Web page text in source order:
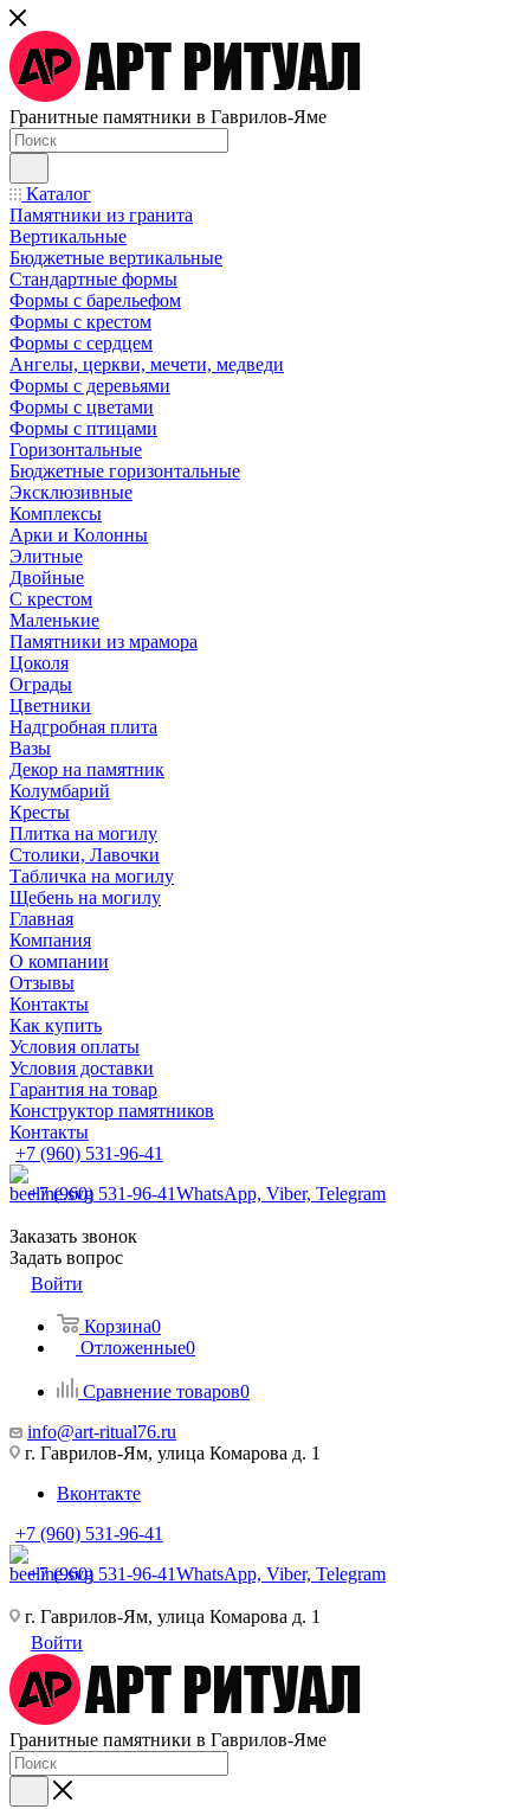
Гранитные памятники в Гаврилов-Яме
Каталог
Памятники из гранита
Вертикальные
Бюджетные вертикальные
Стандартные формы
Формы с барельефом
Формы с крестом
Формы с сердцем
Ангелы, церкви, мечети, медведи
Формы с деревьями
Формы с цветами
Формы с птицами
Горизонтальные
Бюджетные горизонтальные
Эксклюзивные
Комплексы
Арки и Колонны
Элитные
Двойные
С крестом
Маленькие
Памятники из мрамора
Цоколя
Ограды
Цветники
Надгробная плита
Вазы
Декор на памятник
Колумбарий
Кресты
Плитка на могилу
Столики, Лавочки
Табличка на могилу
Щебень на могилу
Главная
Компания
О компании
Отзывы
Контакты
Как купить
Условия оплаты
Условия доставки
Гарантия на товар
Конструктор памятников
Контакты
+7 (960) 531-96-41
+7 (960) 531-96-41WhatsApp, Viber, Telegram
Заказать звонок
Задать вопрос
Войти
Корзина0
Отложенные0
Сравнение товаров0
info@art-ritual76.ru
г. Гаврилов-Ям, улица Комарова д. 1
Вконтакте
+7 (960) 531-96-41
+7 (960) 531-96-41WhatsApp, Viber, Telegram
г. Гаврилов-Ям, улица Комарова д. 1
Войти
Гранитные памятники в Гаврилов-Яме